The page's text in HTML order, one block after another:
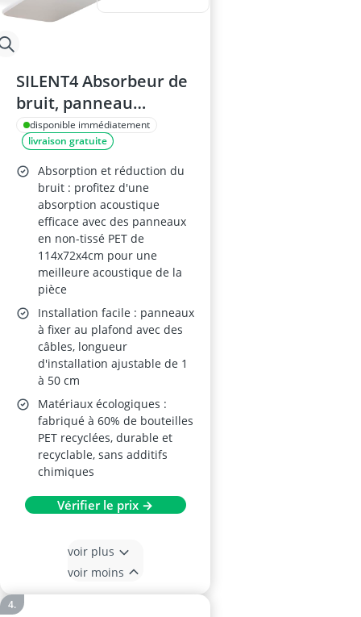
SILENT4 Absorbeur de
bruit, panneau
acoustique 114 x 72
cm
disponible immédiatement
livraison gratuite
Absorption et réduction du
bruit : profitez d'une
absorption acoustique
efficace avec des panneaux
en non-tissé PET de
114x72x4cm pour une
meilleure acoustique de la
pièce
Installation facile : panneaux
à fixer au plafond avec des
câbles, longueur
d'installation ajustable de 1
à 50 cm
Matériaux écologiques :
fabriqué à 60% de bouteilles
PET recyclées, durable et
recyclable, sans additifs
chimiques
Vérifier le prix →
voir plus
voir moins